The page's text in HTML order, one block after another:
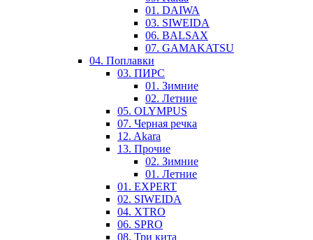
01. DAIWA
03. SIWEIDA
06. BALSAX
07. GAMAKATSU
04. Поплавки
03. ПИРС
01. Зимние
02. Летние
05. OLYMPUS
07. Черная речка
12. Akara
13. Прочие
02. Зимние
01. Летние
01. EXPERT
02. SIWEIDA
04. XTRO
06. SPRO
08. Три кита